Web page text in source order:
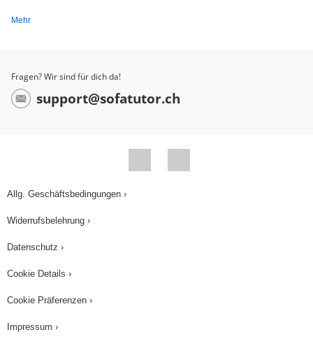
Mehr
Fragen? Wir sind für dich da!
support@sofatutor.ch
Allg. Geschäftsbedingungen ›
Widerrufsbelehrung ›
Datenschutz ›
Cookie Details ›
Cookie Präferenzen ›
Impressum ›